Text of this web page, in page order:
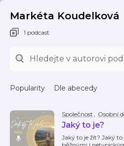
Markéta Koudelková
1 podcast
Popularity Dle abecedy
Společnost , Osobní
Jaký to je?
Jaký to je žít? Jaký to